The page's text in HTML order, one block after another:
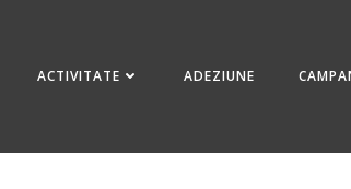
ACTIVITATE ADEZIUNE